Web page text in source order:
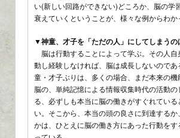
い(新しい回路ができない)どころか、脳の学
衰えていくということが、様々な例からわか
▼神童、才子を「ただの人」にしてしまうの
脳は行動することによって学ぶ。その人自
動し経験しなければ、脳は成長しないので
童・才子ぶりは、多くの場合、まだ本来の
脳の、単純記憶による情報収集時代の活動
る、必ずしも本当に脳の働きがすぐれてい
い。そこから、本当の頭の良さに到達する
かは、ひとえに脳の働き方にあった行動を